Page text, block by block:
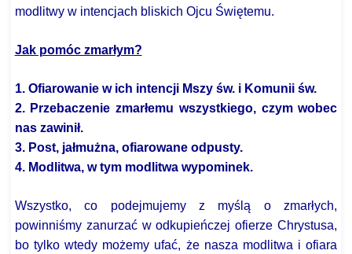
modlitwy w intencjach bliskich Ojcu Świętemu.
Jak pomóc zmarłym?
1. Ofiarowanie w ich intencji Mszy św. i Komunii św.
2. Przebaczenie zmarłemu wszystkiego, czym wobec
nas zawinił.
3. Post, jałmużna, ofiarowane odpusty.
4. Modlitwa, w tym modlitwa wypominek.
Wszystko, co podejmujemy z myślą o zmarłych,
powinniśmy zanurzać w odkupieńczej ofierze Chrystusa,
bo tylko wtedy możemy ufać, że nasza modlitwa i ofiara